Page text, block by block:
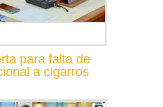
para falta de
a cigarros